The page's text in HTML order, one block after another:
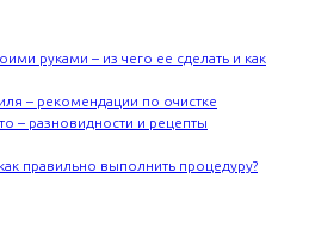
руками – из чего ее сделать и как
– рекомендации по очистке
– разновидности и рецепты
правильно выполнить процедуру?